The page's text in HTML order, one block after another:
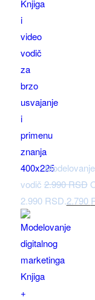
vodič 2.990RSD
2.990 RSD.2.790